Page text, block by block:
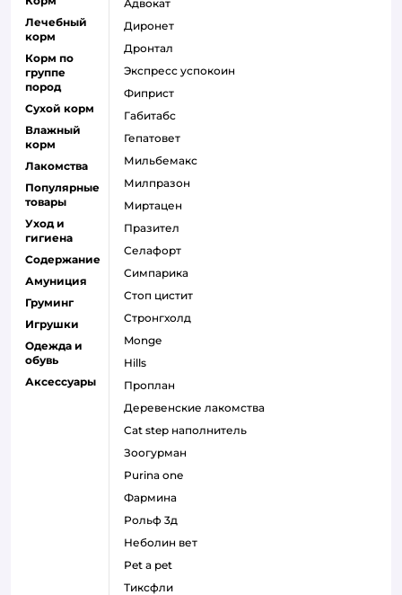
Лечебный
корм
Корм по
группе
пород
Сухой корм
Влажный
корм
Лакомства
Популярные
товары
Уход и
гигиена
Содержание
Амуниция
Груминг
Игрушки
Одежда и
обувь
Аксессуары
адвокат
диронет
дронтал
экспресс успокоин
фиприст
габитабс
гепатовет
мильбемакс
милпразон
миртацен
празител
селафорт
симпарика
стоп цистит
стронгхолд
monge
hills
проплан
деревенские лакомства
cat step наполнитель
зоогурман
purina one
фармина
рольф 3д
неболин вет
pet a pet
тиксфли